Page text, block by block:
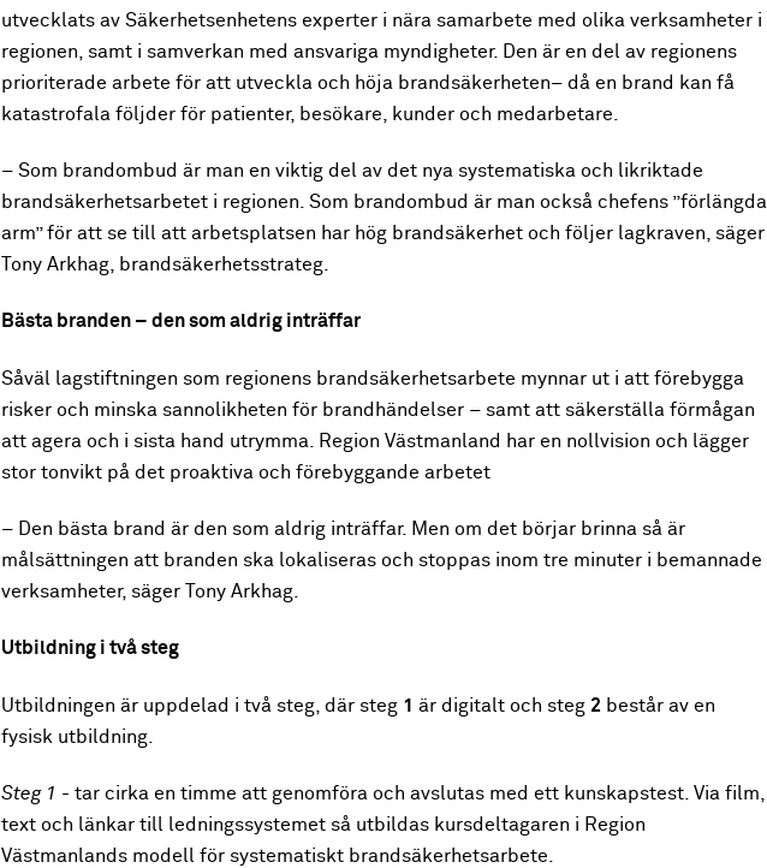
utvecklats av Säkerhetsenhetens experter i nära samarbete med olika verksamheter i
regionen, samt i samverkan med ansvariga myndigheter. Den är en del av regionens
prioriterade arbete för att utveckla och höja brandsäkerheten– då en brand kan få
katastrofala följder för patienter, besökare, kunder och medarbetare.
– Som brandombud är man en viktig del av det nya systematiska och likriktade
brandsäkerhetsarbetet i regionen. Som brandombud är man också chefens ”förlängda
arm” för att se till att arbetsplatsen har hög brandsäkerhet och följer lagkraven, säger
Tony Arkhag, brandsäkerhetsstrateg.
Bästa branden – den som aldrig inträffar
Såväl lagstiftningen som regionens brandsäkerhetsarbete mynnar ut i att förebygga
risker och minska sannolikheten för brandhändelser – samt att säkerställa förmågan
att agera och i sista hand utrymma. Region Västmanland har en nollvision och lägger
stor tonvikt på det proaktiva och förebyggande arbetet
– Den bästa brand är den som aldrig inträffar. Men om det börjar brinna så är
målsättningen att branden ska lokaliseras och stoppas inom tre minuter i bemannade
verksamheter, säger Tony Arkhag.
Utbildning i två steg
Utbildningen är uppdelad i två steg, där steg 1 är digitalt och steg 2 består av en
fysisk utbildning.
Steg 1 - tar cirka en timme att genomföra och avslutas med ett kunskapstest. Via film,
text och länkar till ledningssystemet så utbildas kursdeltagaren i Region
Västmanlands modell för systematiskt brandsäkerhetsarbete.